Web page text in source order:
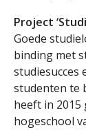
Project
Goede
binding met
studiesucces
studenten te
heeft in 2015
hogeschool